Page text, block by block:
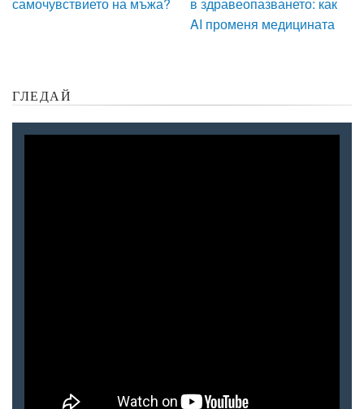
самочувствието на мъжа?
в здравеопазването: как
AI променя медицината
ГЛЕДАЙ